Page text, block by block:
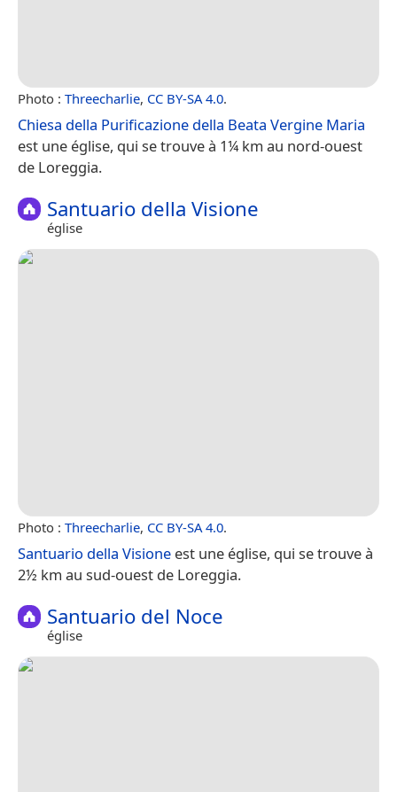
Photo : Threecharlie, CC BY-SA 4.0.
Chiesa della Purificazione della Beata Vergine Maria
est une église, qui se trouve à 1¼ km au nord-ouest
de Loreggia.
Santuario della Visione
église
Photo : Threecharlie, CC BY-SA 4.0.
Santuario della Visione est une église, qui se trouve à
2½ km au sud-ouest de Loreggia.
Santuario del Noce
église